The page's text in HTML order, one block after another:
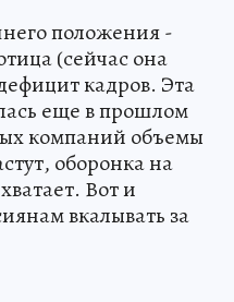
положения -
(сейчас она
кадров. Эта
еще в прошлом
компаний объемы
оборонка на
Вот и
вкалывать за